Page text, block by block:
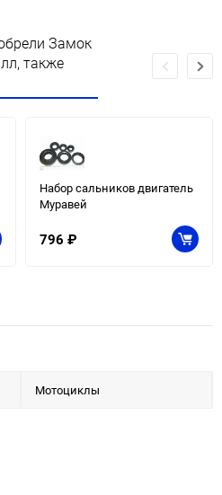
Замок
также
Набор сальников двигатель
Муравей
796 ₽
Мотоциклы